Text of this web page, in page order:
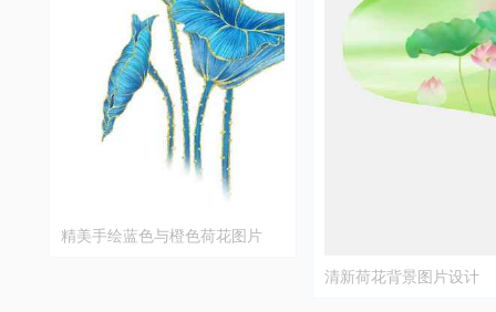
精美手绘蓝色与橙色荷花图片
清新荷花背景图片设计